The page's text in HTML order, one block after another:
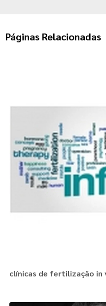
Páginas Relacionadas
clínicas de fertilização in